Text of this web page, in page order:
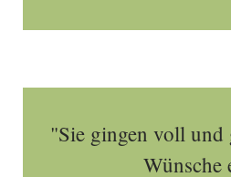
"Sie gingen voll und
Wünsche